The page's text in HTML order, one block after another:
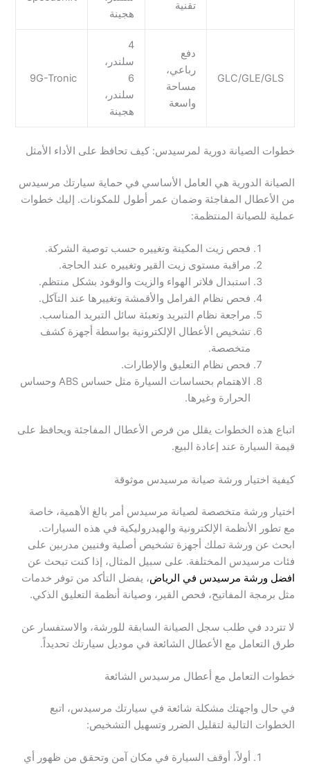
تقنية
هجينة
GLC/GLE/GLS
دفع
رباعي،
مساحة
واسعة
4
سلندر،
6
سلندر،
هجينة
9G-Tronic
خطوات الصيانة دورية لمرسيدس: كيف تحافظ على الأداء الأمثل
الصيانة الدورية هي العامل الأساسي في حماية سيارتك مرسيدس
من الأعطال المفاجئة وضمان عمر أطول للمكونات. إليك خطوات
عملية للصيانة المنتظمة:
فحص زيت المكينة وتغييره حسب توصية الشركة.
مراقبة مستوى زيت القير وتغييره عند الحاجة.
استبدال فلاتر الهواء والزيت والوقود بشكل منتظم.
فحص نظام الفرامل والأقمشة وتغييرها عند التآكل.
مراجعة نظام التبريد وتعبئة سائل التبريد المناسب.
تشخيص الأعطال الإلكترونية بواسطة أجهزة كشف
متخصصة.
فحص نظام التعليق والإطارات.
الاهتمام بحساسات السيارة مثل حساس ABS وحساس
الحرارة وغيرها.
اتباع هذه الخطوات يقلل من فرص الأعطال المفاجئة ويحافظ على
قيمة السيارة عند إعادة البيع.
كيفية اختيار ورشة صيانة مرسيدس موثوقة
اختيار ورشة متخصصة لصيانة مرسيدس أمر بالغ الأهمية، خاصة
مع تطور الأنظمة الإلكترونية والهيدروليكية في هذه السيارات.
ابحث عن ورشة تملك أجهزة تشخيص أصلية وفنيين مدربين على
فئات مرسيدس المختلفة. على سبيل المثال، إذا كنت تبحث عن
افضل ورشة مرسيدس في الرياض، يفضل التأكد من توفر خدمات
مثل برمجة المفاتيح، فحص القير، وصيانة أنظمة التعليق الذكي.
لا تتردد في طلب سجل الصيانة السابقة للورشة، والاستفسار عن
طرق التعامل مع الأعطال الشائعة في موديل سيارتك تحديداً.
خطوات التعامل مع أعطال مرسيدس الشائعة
في حال واجهتك مشكلة شائعة في سيارتك مرسيدس، اتبع
الخطوات التالية لتقليل الضرر وتسهيل التشخيص:
أولاً، أوقف السيارة في مكان آمن وتحقق من ظهور أي